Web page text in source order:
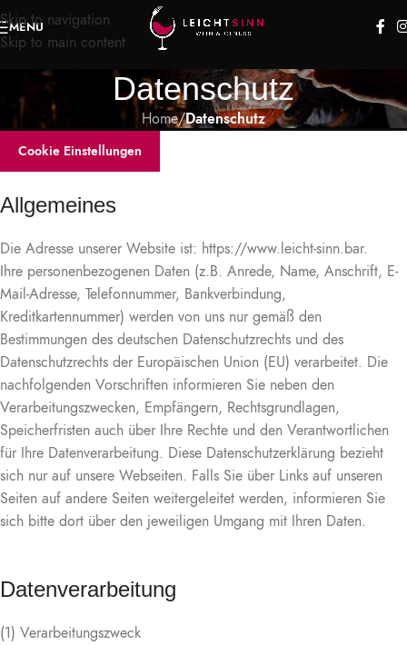
Skip to navigation
Skip to main content
MENU
Datenschutz
Home/Datenschutz
Cookie Einstellungen
Allgemeines
Die Adresse unserer Website ist: https://www.leicht-sinn.bar.
Ihre personenbezogenen Daten (z.B. Anrede, Name, Anschrift, E-
Mail-Adresse, Telefonnummer, Bankverbindung,
Kreditkartennummer) werden von uns nur gemäß den
Bestimmungen des deutschen Datenschutzrechts und des
Datenschutzrechts der Europäischen Union (EU) verarbeitet. Die
nachfolgenden Vorschriften informieren Sie neben den
Verarbeitungszwecken, Empfängern, Rechtsgrundlagen,
Speicherfristen auch über Ihre Rechte und den Verantwortlichen
für Ihre Datenverarbeitung. Diese Datenschutzerklärung bezieht
sich nur auf unsere Webseiten. Falls Sie über Links auf unseren
Seiten auf andere Seiten weitergeleitet werden, informieren Sie
sich bitte dort über den jeweiligen Umgang mit Ihren Daten.
Datenverarbeitung
(1) Verarbeitungszweck